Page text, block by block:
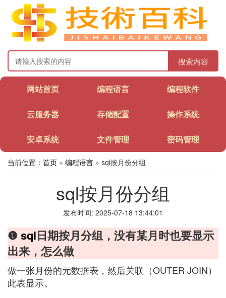
搜索内容
网站首页 编程语言 编程软件
云服务器 存储配置 操作系统
安卓系统 文件管理 密码管理
当前位置： 首页 » 编程语言 » sql按月份分组
sql按月份分组
发布时间: 2025-07-18 13:44:01
❶ sql日期按月分组，没有某月时也要显示
出来，怎么做
做一张月份的元数据表，然后关联（OUTER JOIN）
此表显示。